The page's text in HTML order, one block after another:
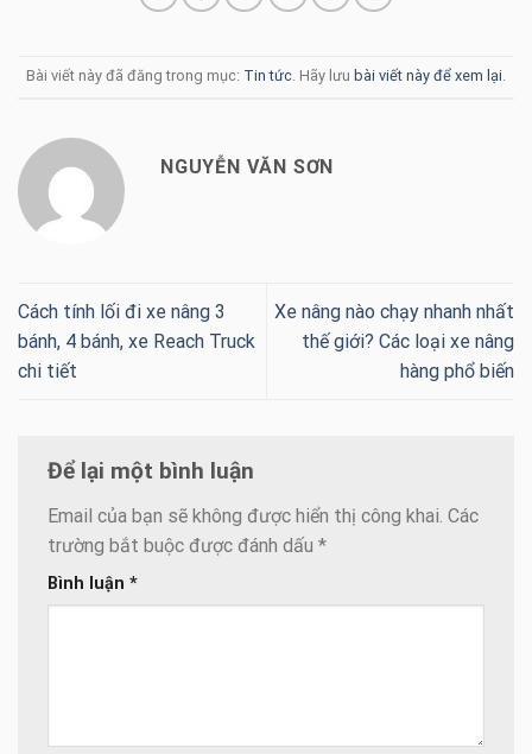
Bài viết này đã đăng trong mục: Tin tức. Hãy lưu bài viết này để xem lại.
NGUYỄN VĂN SƠN
Cách tính lối đi xe nâng 3
bánh, 4 bánh, xe Reach Truck
chi tiết
Xe nâng nào chạy nhanh nhất
thế giới? Các loại xe nâng
hàng phổ biến
Để lại một bình luận
Email của bạn sẽ không được hiển thị công khai. Các
trường bắt buộc được đánh dấu *
Bình luận *